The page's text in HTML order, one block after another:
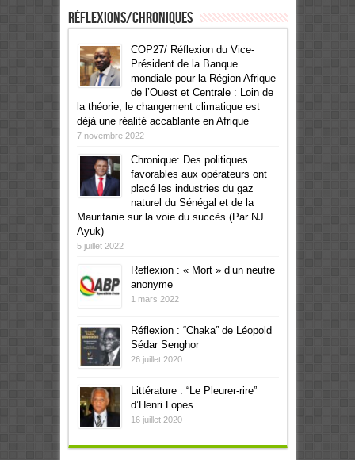
Réflexions/Chroniques
COP27/ Réflexion du Vice-
Président de la Banque
mondiale pour la Région Afrique
de l’Ouest et Centrale : Loin de
la théorie, le changement climatique est
déjà une réalité accablante en Afrique
7 novembre 2022
Chronique: Des politiques
favorables aux opérateurs ont
placé les industries du gaz
naturel du Sénégal et de la
Mauritanie sur la voie du succès (Par NJ
Ayuk)
5 juillet 2022
Reflexion : « Mort » d’un neutre
anonyme
1 mars 2022
Réflexion : “Chaka” de Léopold
Sédar Senghor
26 juillet 2020
Littérature : “Le Pleurer-rire”
d’Henri Lopes
16 juillet 2020